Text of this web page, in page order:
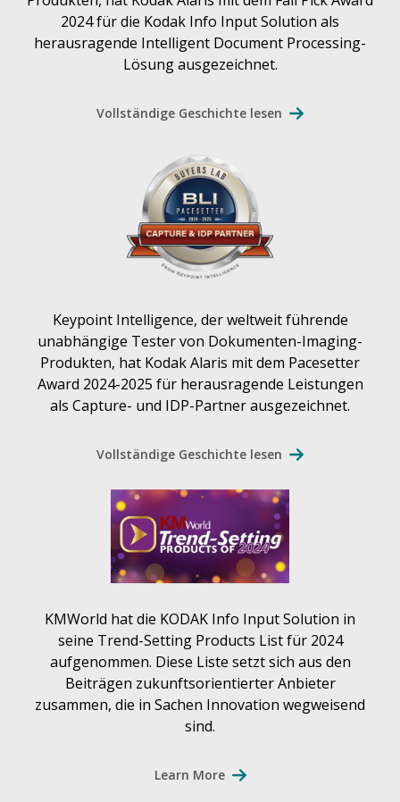
2024 für die Kodak Info Input Solution als
herausragende Intelligent Document Processing-
Lösung ausgezeichnet.
Vollständige Geschichte lesen
Keypoint Intelligence, der weltweit führende
unabhängige Tester von Dokumenten-Imaging-
Produkten, hat Kodak Alaris mit dem Pacesetter
Award 2024-2025 für herausragende Leistungen
als Capture- und IDP-Partner ausgezeichnet.
Vollständige Geschichte lesen
KMWorld hat die KODAK Info Input Solution in
seine Trend-Setting Products List für 2024
aufgenommen. Diese Liste setzt sich aus den
Beiträgen zukunftsorientierter Anbieter
zusammen, die in Sachen Innovation wegweisend
sind.
Learn More